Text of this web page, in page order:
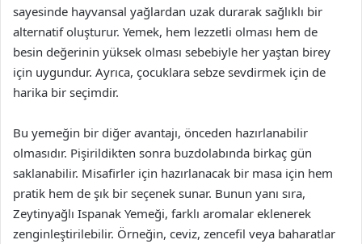
sayesinde hayvansal yağlardan uzak durarak sağlıklı bir
alternatif oluşturur. Yemek, hem lezzetli olması hem de
besin değerinin yüksek olması sebebiyle her yaştan birey
için uygundur. Ayrıca, çocuklara sebze sevdirmek için de
harika bir seçimdir.
Bu yemeğin bir diğer avantajı, önceden hazırlanabilir
olmasıdır. Pişirildikten sonra buzdolabında birkaç gün
saklanabilir. Misafirler için hazırlanacak bir masa için hem
pratik hem de şık bir seçenek sunar. Bunun yanı sıra,
Zeytinyağlı Ispanak Yemeği, farklı aromalar eklenerek
zenginleştirilebilir. Örneğin, ceviz, zencefil veya baharatlar